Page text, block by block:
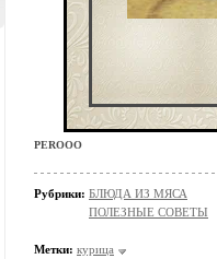
PEROOO
Рубрики: БЛЮДА ИЗ МЯСА
ПОЛЕЗНЫЕ СОВЕТЫ
Метки: курица